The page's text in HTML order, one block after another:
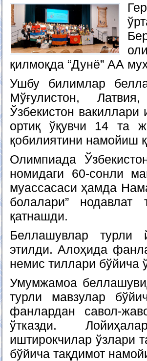
қилмоқда “Дунё” АА
Ушбу билимлар
Мўғулистон,
Ўзбекистон
ортиқ ўқувчи 14 та
қобилиятини намойиш
Олимпиада
номидаги 60-сонли
муассасаси ҳамда
болалари” нодавлат
қатнашди.
Беллашувлар
этилди. Алоҳида
немис тиллари бўйича
Умумжамоа
турли мавзулар
фанлардан савол-
ўтказди.
иштирокчилар ўзлари
бўйича тақдимот